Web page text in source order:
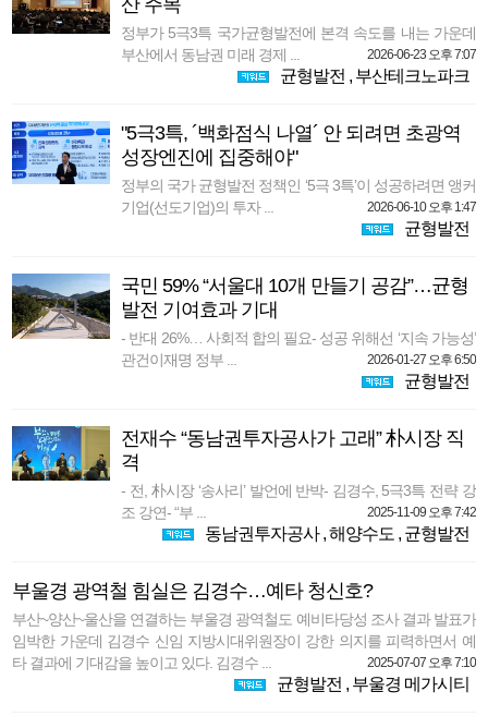
산 주목
정부가 5극3특 국가균형발전에 본격 속도를 내는 가운데
부산에서 동남권 미래 경제 ...
2026-06-23 오후 7:07
균형발전 , 부산테크노파크
"5극3특, ´백화점식 나열´ 안 되려면 초광역
성장엔진에 집중해야"
정부의 국가 균형발전 정책인 ‘5극 3특’이 성공하려면 앵커
기업(선도기업)의 투자 ...
2026-06-10 오후 1:47
균형발전
국민 59% “서울대 10개 만들기 공감”…균형
발전 기여효과 기대
- 반대 26%… 사회적 합의 필요- 성공 위해선 ‘지속 가능성’
관건이재명 정부 ...
2026-01-27 오후 6:50
균형발전
전재수 “동남권투자공사가 고래” 朴시장 직
격
- 전, 朴시장 ‘송사리’ 발언에 반박- 김경수, 5극3특 전략 강
조 강연- “부 ...
2025-11-09 오후 7:42
동남권투자공사,해양수도 , 균형발전
부울경 광역철 힘실은 김경수…예타 청신호?
부산~양산~울산을 연결하는 부울경 광역철도 예비타당성 조사 결과 발표가
임박한 가운데 김경수 신임 지방시대위원장이 강한 의지를 피력하면서 예
타 결과에 기대감을 높이고 있다. 김경수 ...
2025-07-07 오후 7:10
균형발전 , 부울경 메가시티